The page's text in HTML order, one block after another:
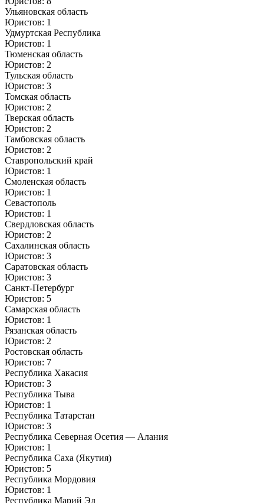
Ульяновская область
Юристов: 1
Удмуртская Республика
Юристов: 1
Тюменская область
Юристов: 2
Тульская область
Юристов: 3
Томская область
Юристов: 2
Тверская область
Юристов: 2
Тамбовская область
Юристов: 2
Ставропольский край
Юристов: 1
Смоленская область
Юристов: 1
Севастополь
Юристов: 1
Свердловская область
Юристов: 2
Сахалинская область
Юристов: 3
Саратовская область
Юристов: 3
Санкт-Петербург
Юристов: 5
Самарская область
Юристов: 1
Рязанская область
Юристов: 2
Ростовская область
Юристов: 7
Республика Хакасия
Юристов: 3
Республика Тыва
Юристов: 1
Республика Татарстан
Юристов: 3
Республика Северная Осетия — Алания
Юристов: 1
Республика Саха (Якутия)
Юристов: 5
Республика Мордовия
Юристов: 1
Республика Марий Эл